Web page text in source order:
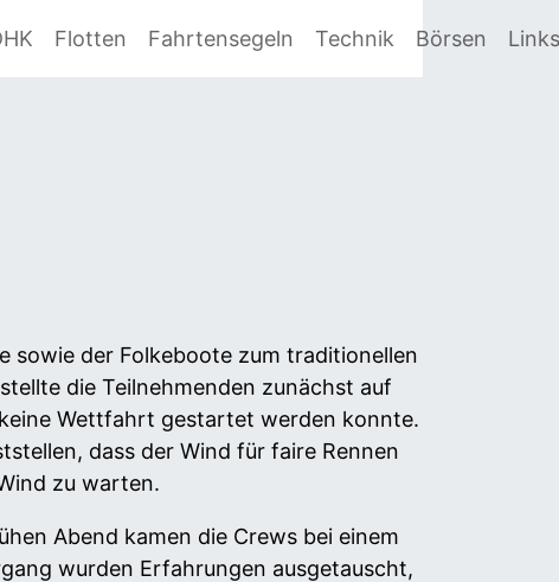
Flotten Fahrtensegeln Technik Börsen Links
sowie der Folkeboote zum traditionellen
die Teilnehmenden zunächst auf
Wettfahrt gestartet werden konnte.
dass der Wind für faire Rennen
zu warten.
Abend kamen die Crews bei einem
wurden Erfahrungen ausgetauscht,